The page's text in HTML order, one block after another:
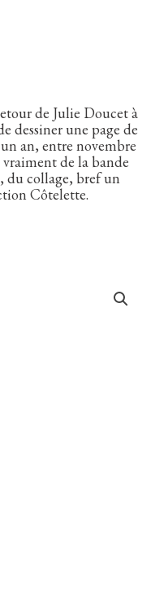
de Julie Doucet à
dessiner une page de
an, entre novembre
de la bande
du collage, bref un
Côtelette.